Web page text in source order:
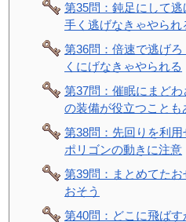
第35問：鈍足にし
手く逃げなきゃやられ
第36問：倍速で逃
くにげなきゃやられる
第37問：催眠にま
の装備が役立つことも
第38問：先回りを
ポリゴンの動きに注意
第39問：まとめて
おそう
第40問：どこに飛